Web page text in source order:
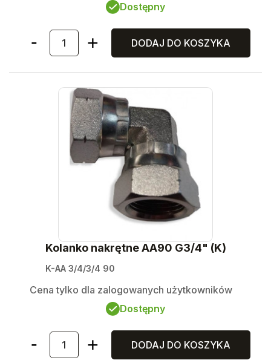
Dostępny
DODAJ DO KOSZYKA
Kolanko nakrętne AA90 G3/4" (K)
K-AA 3/4/3/4 90
Cena tylko dla zalogowanych użytkowników
Dostępny
DODAJ DO KOSZYKA